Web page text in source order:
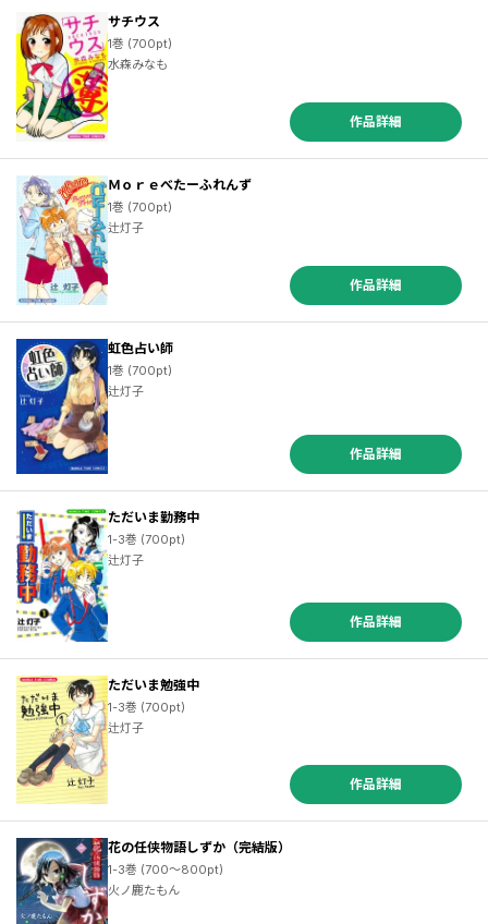
サチウス
1巻 (700pt)
水森みなも
作品詳細
Ｍｏｒｅべたーふれんず
1巻 (700pt)
辻灯子
作品詳細
虹色占い師
1巻 (700pt)
辻灯子
作品詳細
ただいま勤務中
1-3巻 (700pt)
辻灯子
作品詳細
ただいま勉強中
1-3巻 (700pt)
辻灯子
作品詳細
花の任侠物語しずか（完結版）
1-3巻 (700～800pt)
火ノ鹿たもん